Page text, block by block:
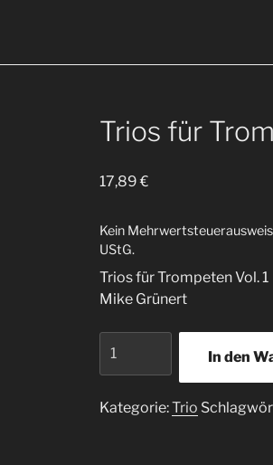
Trios für
17,89€
Kein
UStG.
Trios für Trompeten Vol. 1
Mike Grünert
für
Vol.
In den
Kategorie:Trio